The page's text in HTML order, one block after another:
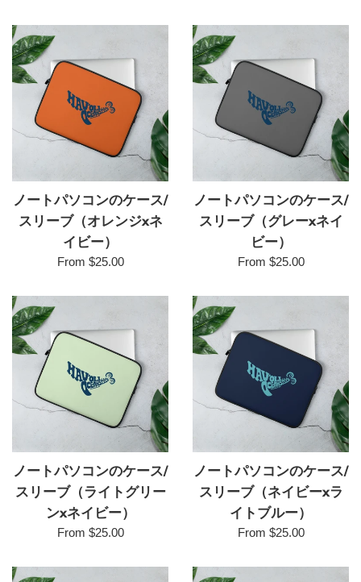
ノートパソコンのケース/
スリーブ（オレンジxネ
イビー）
From $25.00
ノートパソコンのケース/
スリーブ（グレーxネイ
ビー）
From $25.00
ノートパソコンのケース/
スリーブ（ライトグリー
ンxネイビー）
From $25.00
ノートパソコンのケース/
スリーブ（ネイビーxラ
イトブルー）
From $25.00